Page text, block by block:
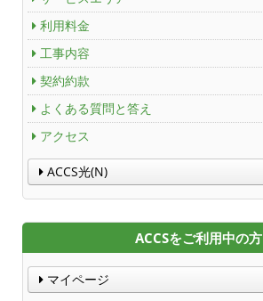
利用料金
工事内容
契約約款
よくある質問と答え
アクセス
ACCS光(N)
ACCSをご利用中の方
マイページ